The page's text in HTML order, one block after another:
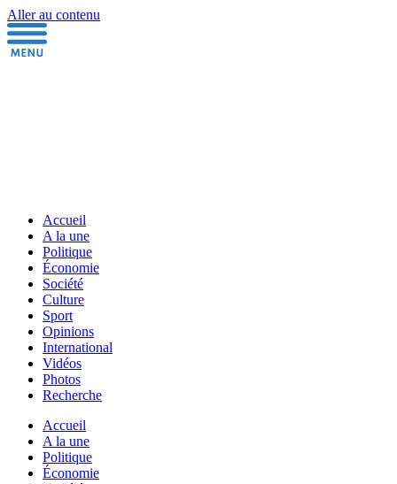
Aller au contenu
Accueil
A la une
Politique
Économie
Société
Culture
Sport
Opinions
International
Vidéos
Photos
Recherche
Accueil
A la une
Politique
Économie